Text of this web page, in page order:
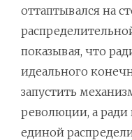
оттаптывался на
показывая, что
идеального
запустить
революции, а
единой